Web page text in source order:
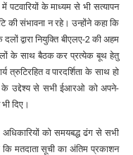
पटवारियों के माध्यम से भी सत्यापन
की संभावना न रहे। उन्होंने कहा कि
द्वारा नियुक्ति बीएलए-2 की अहम
के साथ बैठक कर प्रत्येक बूथ हेतु
त्रुटिरहित व पारदर्शिता के साथ हो
के उद्देश्य से सभी ईआरओ को अपने-
दिए।
अधिकारियों को समयबद्ध ढंग से सभी
कि मतदाता सूची का अंतिम प्रकाशन